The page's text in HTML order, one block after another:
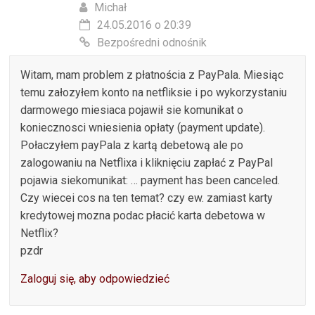
Michał
24.05.2016 o 20:39
Bezpośredni odnośnik
Witam, mam problem z płatnościa z PayPala. Miesiąc
temu załozyłem konto na netfliksie i po wykorzystaniu
darmowego miesiaca pojawił sie komunikat o
koniecznosci wniesienia opłaty (payment update).
Połaczyłem payPala z kartą debetową ale po
zalogowaniu na Netflixa i kliknięciu zapłać z PayPal
pojawia siekomunikat: … payment has been canceled.
Czy wiecei cos na ten temat? czy ew. zamiast karty
kredytowej mozna podac płacić karta debetowa w
Netflix?
pzdr
Zaloguj się, aby odpowiedzieć